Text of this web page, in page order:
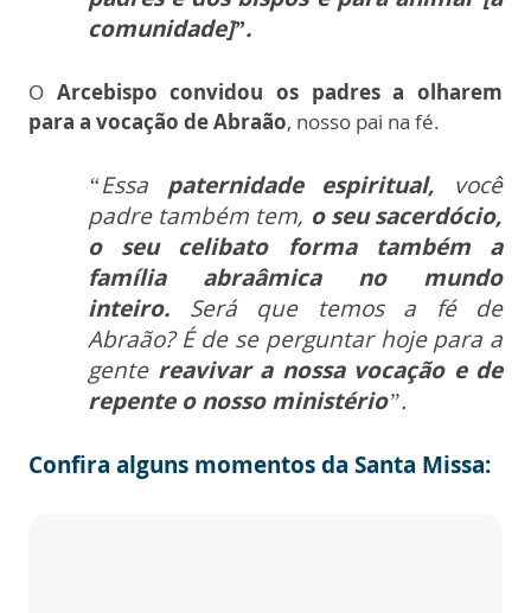
comunidade]”.
O Arcebispo convidou os padres a olharem
para a vocação de Abraão, nosso pai na fé.
“Essa paternidade espiritual, você
padre também tem, o seu sacerdócio,
o seu celibato forma também a
família abraâmica no mundo
inteiro.
Será que temos a fé de
Abraão? É de se perguntar hoje para a
gente reavivar a nossa vocação e de
repente o nosso ministério”.
Confira alguns momentos da Santa Missa: